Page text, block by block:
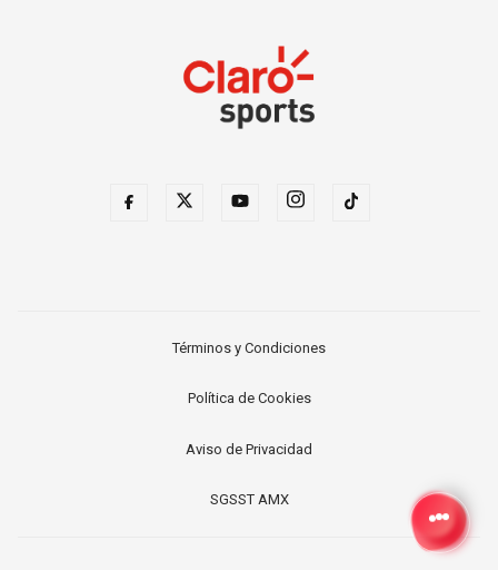
Términos y Condiciones
Política de Cookies
Aviso de Privacidad
SGSST AMX